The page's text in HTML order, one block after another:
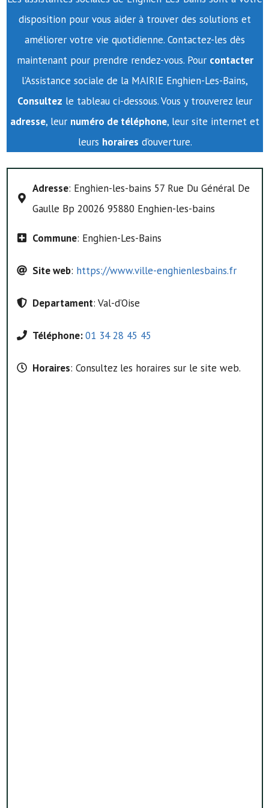
disposition pour vous aider à trouver des solutions et
améliorer votre vie quotidienne. Contactez-les dès
maintenant pour prendre rendez-vous. Pour contacter
l’Assistance sociale de la MAIRIE Enghien-Les-Bains,
Consultez le tableau ci-dessous. Vous y trouverez leur
adresse, leur numéro de téléphone, leur site internet et
leurs horaires d’ouverture.
Adresse: Enghien-les-bains 57 Rue Du Général De
Gaulle Bp 20026 95880 Enghien-les-bains
Commune: Enghien-Les-Bains
Site web: https://www.ville-enghienlesbains.fr
Departament: Val-d’Oise
Téléphone:01 34 28 45 45
Horaires: Consultez les horaires sur le site web.